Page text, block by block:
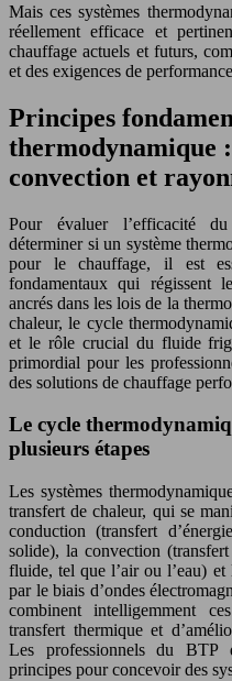
Mais ces systèmes
réellement efficace et
chauffage actuels et futurs,
et des exigences de
Principes
thermodynamique
convection et
Pour évaluer l’efficacité du chauffage thermodynamique, et
déterminer si un système
pour le chauffage, il est
fondamentaux qui régissent
ancrés dans les lois de la
chaleur, le cycle
et le rôle crucial du fluide
primordial pour les
des solutions de chauffage
Le cycle
plusieurs étapes
Les systèmes thermodynamiques pour le chauffage reposent sur le
transfert de chaleur, qui se
conduction (transfert
solide), la convection
fluide, tel que l’air ou l’eau)
par le biais d’ondes
combinent intelligemment
transfert thermique et
Les professionnels du BTP
principes pour concevoir des